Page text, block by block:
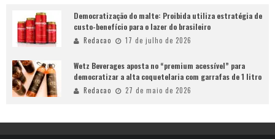
Democratização do malte: Proibida utiliza estratégia de
custo-benefício para o lazer do brasileiro
Redacao 17 de julho de 2026
Wetz Beverages aposta no “premium acessível” para
democratizar a alta coquetelaria com garrafas de 1 litro
Redacao 27 de maio de 2026